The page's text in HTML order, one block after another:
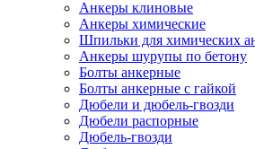
Анкеры клиновые
Анкеры химические
Шпильки для химических
Анкеры шурупы по бетону
Болты анкерные
Болты анкерные с гайкой
Дюбели и дюбель-гвозди
Дюбели распорные
Дюбель-гвозди